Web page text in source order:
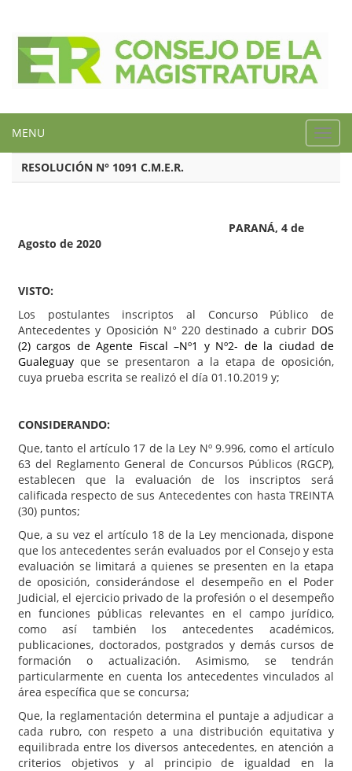
MENU
RESOLUCIÓN N° 1091 C.M.E.R.
PARANÁ, 4 de
Agosto de 2020
VISTO:
Los postulantes inscriptos al Concurso Público de
Antecedentes y Oposición N° 220 destinado a cubrirDOS
(2) cargos de Agente Fiscal –Nº1 y Nº2- de la ciudad de
Gualeguay que se presentaron a la etapa de oposición,
cuya prueba escrita se realizó el día 01.10.2019 y;
CONSIDERANDO:
Que, tanto el artículo 17 de la Ley Nº 9.996, como el artículo
63 del Reglamento General de Concursos Públicos (RGCP),
establecen que la evaluación de los inscriptos será
calificada respecto de sus Antecedentes con hasta TREINTA
(30) puntos;
Que, a su vez el artículo 18 de la Ley mencionada, dispone
que los antecedentes serán evaluados por el Consejo y esta
evaluación se limitará a quienes se presenten en la etapa
de oposición, considerándose el desempeño en el Poder
Judicial, el ejercicio privado de la profesión o el desempeño
en funciones públicas relevantes en el campo jurídico,
como así también los antecedentes académicos,
publicaciones, doctorados, postgrados y demás cursos de
formación o actualización. Asimismo, se tendrán
particularmente en cuenta los antecedentes vinculados al
área específica que se concursa;
Que, la reglamentación determina el puntaje a adjudicar a
cada rubro, con respeto a una distribución equitativa y
equilibrada entre los diversos antecedentes, en atención a
criterios objetivos y al principio de igualdad en la